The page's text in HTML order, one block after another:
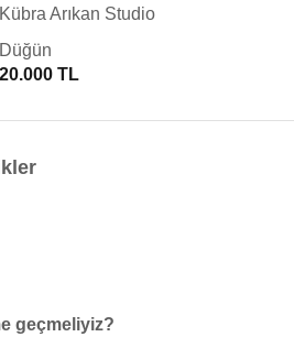
Kübra Arıkan Studio
Düğün
20.000 TL
geçmeliyiz?